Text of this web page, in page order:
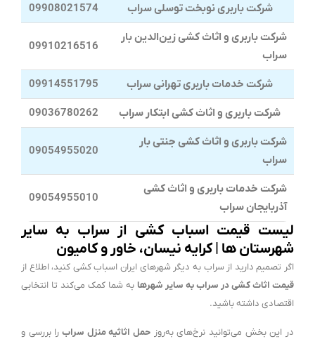
شرکت باربری نوبخت توسلی سراب 09908021574
شرکت باربری و اثاث کشی زین‌الدین بار
سراب
09910216516
شرکت خدمات باربری تهرانی سراب 09914551795
شرکت باربری و اثاث کشی ابتکار سراب 09036780262
شرکت باربری و اثاث کشی جنتی بار
سراب
09054955020
شرکت خدمات باربری و اثاث کشی
آذربایجان سراب
09054955010
لیست قیمت اسباب کشی از سراب به سایر
شهرستان ها | کرایه نیسان، خاور و کامیون
اگر تصمیم دارید از سراب به دیگر شهرهای ایران اسباب کشی کنید، اطلاع از
قیمت اثاث کشی در سراب به سایر شهرها به شما کمک می‌کند تا انتخابی
اقتصادی داشته باشید.
در این بخش می‌توانید نرخ‌های به‌روز حمل اثاثیه منزل سراب را بررسی و